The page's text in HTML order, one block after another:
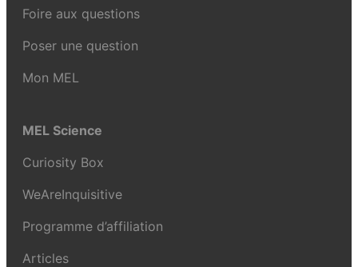
Foire aux questions
Poser une question
Mon MEL
MEL Science
Curiosity Box
WeAreInquisitive
Programme d’affiliation
Articles